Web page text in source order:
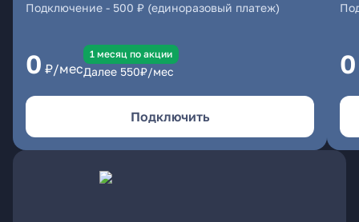
Подключение - 500 ₽ (единоразовый платеж)
0 ₽/мес
1 месяц по акции
Далее 550₽/мес
Подключить
0